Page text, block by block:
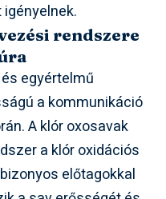
rendszere
egyértelmű
a kommunikáció
A klór oxosavak
a klór oxidációs
előtagokkal